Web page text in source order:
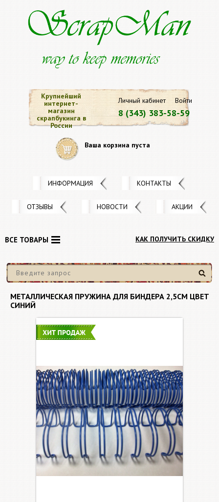
Личный кабинет Войти
8 (343) 383-58-59
Крупнейший
интернет-
магазин
скрапбукинга в
России
Ваша корзина пуста
ИНФОРМАЦИЯ КОНТАКТЫ
ОТЗЫВЫ НОВОСТИ АКЦИИ
КАК ПОЛУЧИТЬ СКИДКУ
Найти
ВСЕ ТОВАРЫ
МЕТАЛЛИЧЕСКАЯ ПРУЖИНА ДЛЯ БИНДЕРА 2,5СМ ЦВЕТ
СИНИЙ